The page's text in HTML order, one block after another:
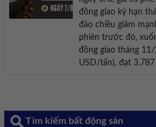
đồng giao kỳ hạn
đảo chiều giảm
phiên trước đó,
đồng giao tháng
USD/tấn), đạt 3.787
Tìm kiếm bất động sản